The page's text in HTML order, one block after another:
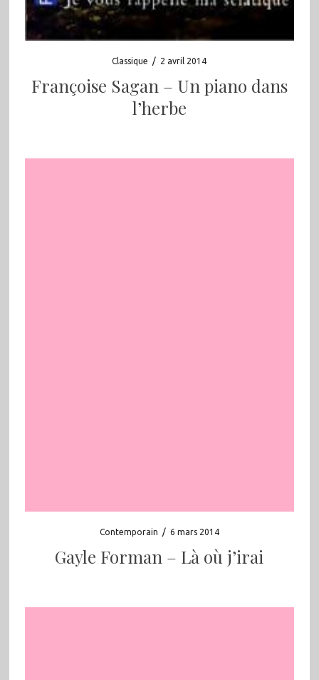
Classique / 2 avril 2014
Françoise Sagan – Un piano dans
l’herbe
Contemporain / 6 mars 2014
Gayle Forman – Là où j’irai